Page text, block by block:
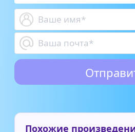
Похожие